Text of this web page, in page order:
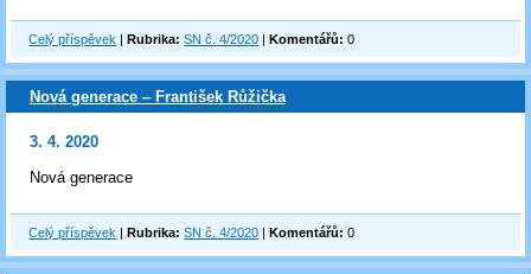
Celý příspěvek |Rubrika: SN č. 4/2020 |Komentářů: 0
Nová generace ‒ František Růžička
3. 4. 2020
Nová generace
Celý příspěvek |Rubrika: SN č. 4/2020 |Komentářů: 0